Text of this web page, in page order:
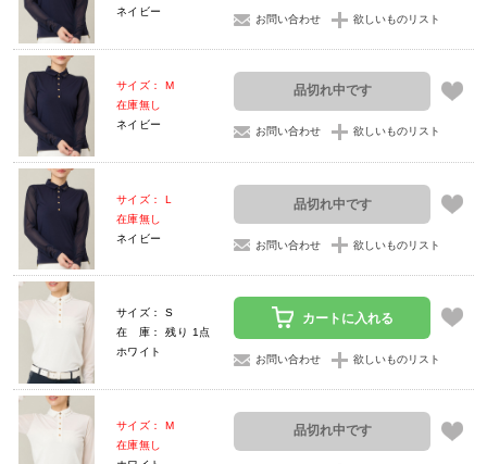
ネイビー
お問い合わせ 欲しいものリスト
サイズ： M
在庫無し
ネイビー
品切れ中です
お問い合わせ 欲しいものリスト
サイズ： L
在庫無し
ネイビー
品切れ中です
お問い合わせ 欲しいものリスト
サイズ： S
在 庫： 残り 1点
ホワイト
カートに入れる
お問い合わせ 欲しいものリスト
サイズ： M
在庫無し
品切れ中です